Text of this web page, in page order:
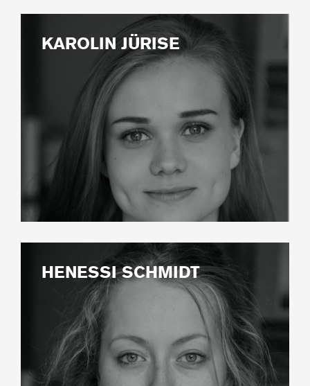
KAROLIN JÜRISE
HENESSI SCHMIDT